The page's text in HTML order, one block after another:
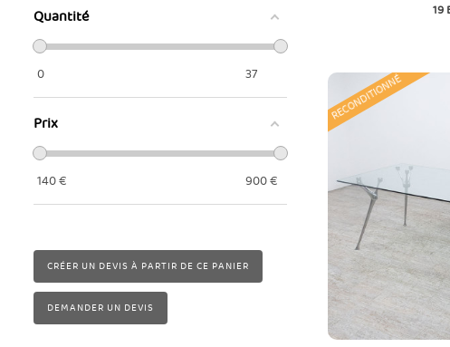
Majencia
Steelcase 4
Quantité
0 37
Prix
140€ 900€
CRÉER UN DEVIS À PARTIR DE CE PANIER
DEMANDER UN DEVIS
19
RECONDITIONNÉ